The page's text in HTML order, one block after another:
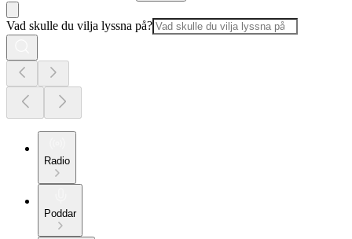
Vad skulle du vilja lyssna på?
Radio
Poddar